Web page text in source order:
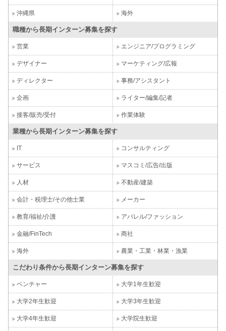
沖縄県 海外
職種から長期インターン募集を探す
営業 エンジニア/プログラミング
デザイナー マーケティング/広報
ディレクター 事務/アシスタント
企画 ライター/編集/記者
接客/販売/受付 作業体験
業種から長期インターン募集を探す
IT コンサルティング
サービス マスコミ/広告/出版
人材 不動産/建築
会計・税理士/その他士業 メーカー
教育/福祉/介護 アパレル/ファッション
金融/FinTech 商社
海外 農業・工業・林業・漁業
こだわり条件から長期インターン募集を探す
ベンチャー 大学1年生歓迎
大学2年生歓迎 大学3年生歓迎
大学4年生歓迎 大学院生歓迎